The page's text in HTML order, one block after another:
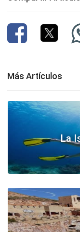
Más Artículos
La